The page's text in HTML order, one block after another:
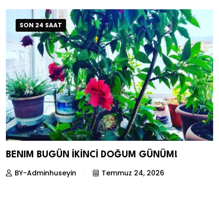
SON 24 SAAT
BENIM BUGÜN İKİNCİ DOĞUM GÜNÜM!
BY-Adminhuseyin Temmuz 24, 2026